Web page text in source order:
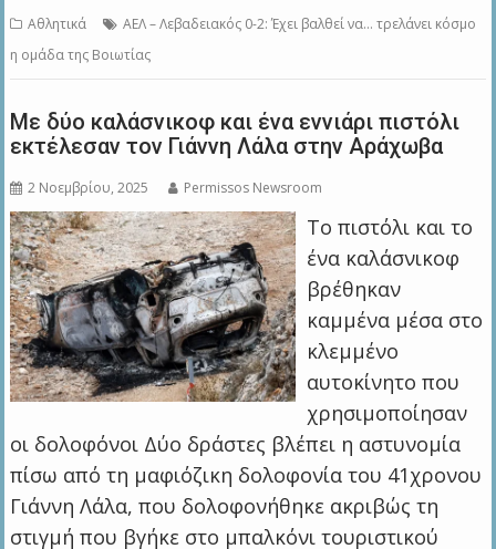
Αθλητικά
ΑΕΛ – Λεβαδειακός 0-2: Έχει βαλθεί να… τρελάνει κόσμο
η ομάδα της Βοιωτίας
Με δύο καλάσνικοφ και ένα εννιάρι πιστόλι
εκτέλεσαν τον Γιάννη Λάλα στην Αράχωβα
2 Νοεμβρίου, 2025 Permissos Newsroom
Το πιστόλι και το
ένα καλάσνικοφ
βρέθηκαν
καμμένα μέσα στο
κλεμμένο
αυτοκίνητο που
χρησιμοποίησαν
οι δολοφόνοι Δύο δράστες βλέπει η αστυνομία
πίσω από τη μαφιόζικη δολοφονία του 41χρονου
Γιάννη Λάλα, που δολοφονήθηκε ακριβώς τη
στιγμή που βγήκε στο μπαλκόνι τουριστικού